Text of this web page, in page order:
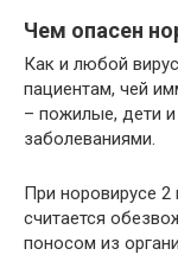
Чем опасен
Как и любой
пациентам, чей
– пожилые, дети
заболеваниями.
При норовирусе 2
считается
поносом из